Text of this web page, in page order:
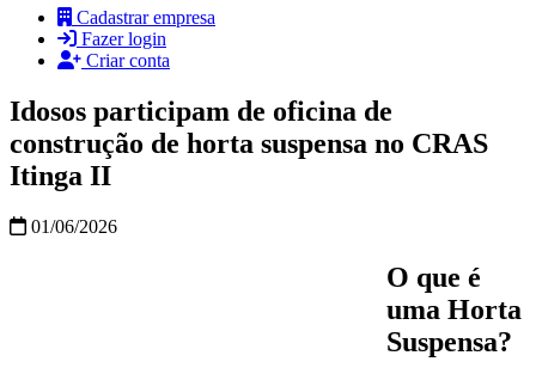
Cadastrar empresa
Fazer login
Criar conta
Idosos participam de oficina de
construção de horta suspensa no CRAS
Itinga II
01/06/2026
O que é
uma Horta
Suspensa?